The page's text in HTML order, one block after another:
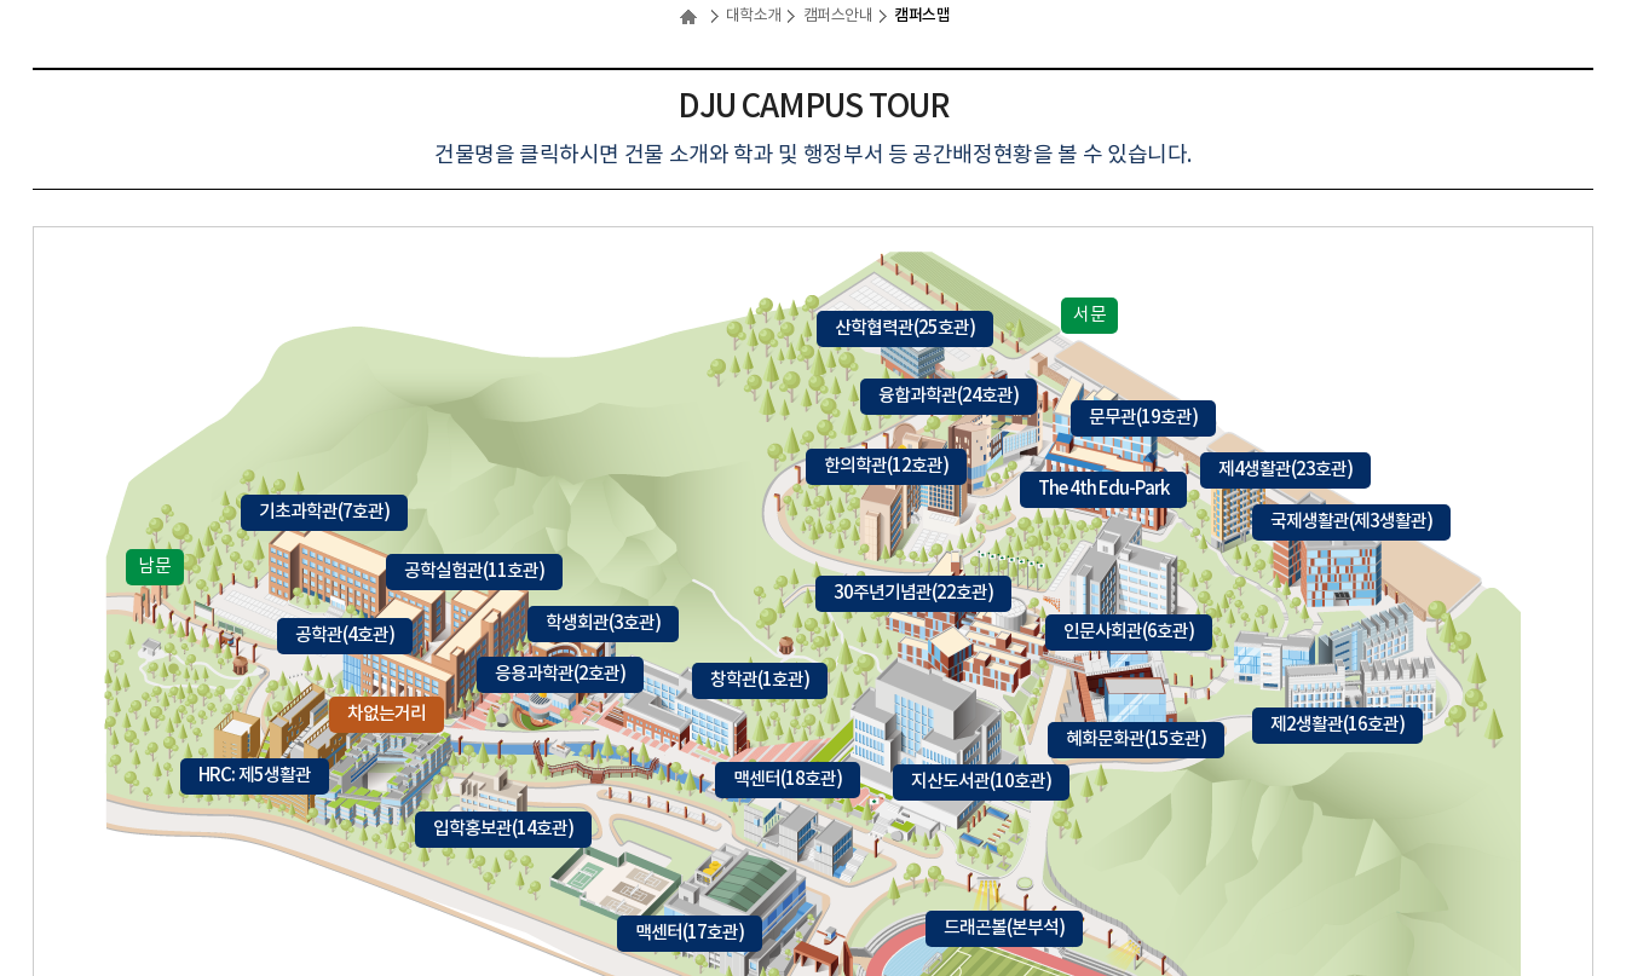
대학소개 캠퍼스안내 캠퍼스맵
DJU CAMPUS TOUR
건물명을 클릭하시면 건물 소개와 학과 및 행정부서 등 공간배정현황을 볼 수 있습니다.
기초과학관(7호관)
공학실험관(11호관)
공학관(4호관)
응용과학관(2호관)
학생회관(3호관)
창학관(1호관)
입학홍보관(14호관)
맥센터(17호관)
맥센터(18호관) 지산도서관(10호관)
혜화문화관(15호관)
30주년기념관(22호관)
한의학관(12호관)
인문사회관(6호관)
융합과학관(24호관)
산학협력관(25호관)
문무관(19호관)
The 4th Edu-Park
제2생활관(16호관)
국제생활관(제3생활관)
제4생활관(23호관)
드래곤볼(본부석)
차없는거리
HRC: 제5생활관
서문
남문